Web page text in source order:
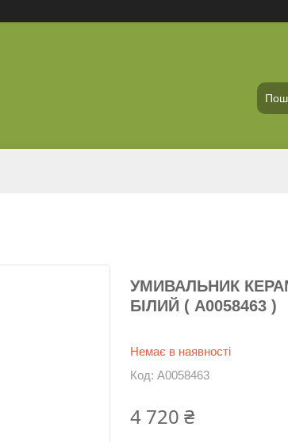
УМИВАЛЬНИК
БІЛИЙ ( А0058463 )
Немає в наявності
Код: А0058463
4 720 ₴